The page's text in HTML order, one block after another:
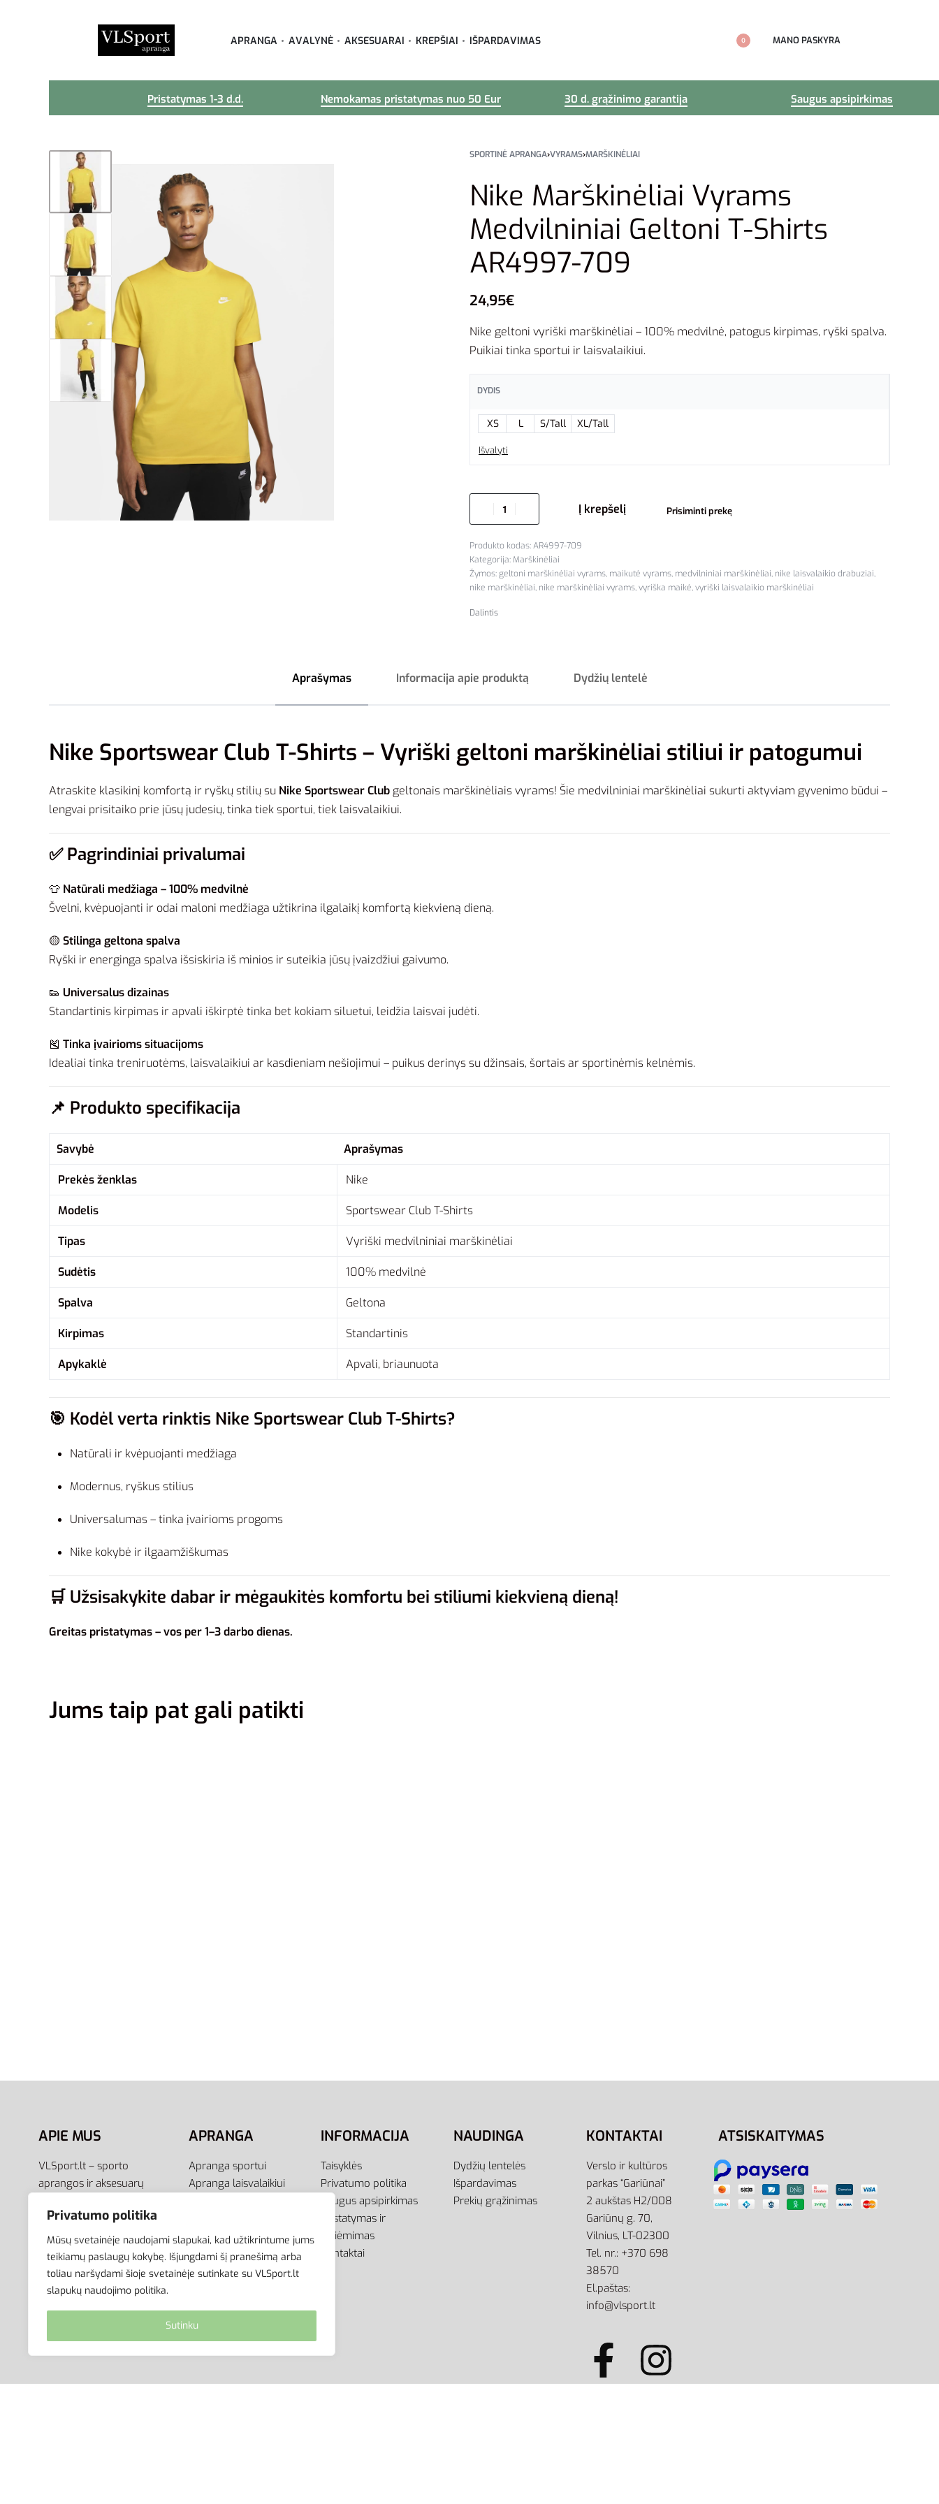
Privatumo politika
Mūsų svetainėje naudojami slapukai, kad užtikrintume jums
teikiamų paslaugų kokybę. Išjungdami šį pranešimą arba
toliau naršydami šioje svetainėje sutinkate su VLSport.lt
slapukų naudojimo politika.
Sutinku
APRANGA AVALYNĖ AKSESUARAI KREPŠIAI IŠPARDAVIMAS 0 MANO PASKYRA
Pristatymas 1-3 d.d. Nemokamas pristatymas nuo 50 Eur 30 d. grąžinimo garantija Saugus apsipirkimas
SPORTINĖ APRANGA›VYRAMS›MARŠKINĖLIAI
Nike Marškinėliai Vyrams
Medvilniniai Geltoni T-Shirts
AR4997-709
24,95€
Nike geltoni vyriški marškinėliai – 100% medvilnė, patogus kirpimas, ryški spalva.
Puikiai tinka sportui ir laisvalaikiui.
DYDIS
XS L S/Tall XL/Tall
Išvalyti
Į krepšelį Prisiminti prekę
AR4997-709
Kategorija:Marškinėliai
Žymos:geltoni marškinėliai vyrams, maikutė vyrams, medvilniniai marškinėliai, nike laisvalaikio drabuziai,
nike marškinėliai, nike marškinėliai vyrams,vyriška maikė,vyriški laisvalaikio marškinėliai
Dalintis
Aprašymas Informacija apie produktą Dydžių lentelė
Nike Sportswear Club T-Shirts – Vyriški geltoni marškinėliai stiliui ir patogumui
Atraskite klasikinį komfortą ir ryškų stilių su Nike Sportswear Club geltonais marškinėliais vyrams! Šie medvilniniai marškinėliai sukurti aktyviam gyvenimo būdui –
lengvai prisitaiko prie jūsų judesių, tinka tiek sportui, tiek laisvalaikiui.
✅Pagrindiniai privalumai
👕 Natūrali medžiaga – 100% medvilnė
Švelni, kvėpuojanti ir odai maloni medžiaga užtikrina ilgalaikį komfortą kiekvieną dieną.
🟡 Stilinga geltona spalva
Ryški ir energinga spalva išsiskiria iš minios ir suteikia jūsų įvaizdžiui gaivumo.
👟 Universalus dizainas
Standartinis kirpimas ir apvali iškirptė tinka bet kokiam siluetui, leidžia laisvai judėti.
🎽 Tinka įvairioms situacijoms
Idealiai tinka treniruotėms, laisvalaikiui ar kasdieniam nešiojimui – puikus derinys su džinsais, šortais ar sportinėmis kelnėmis.
📌 Produkto specifikacija
Savybė Aprašymas
Prekės ženklas Nike
Modelis Sportswear Club T-Shirts
Tipas Vyriški medvilniniai marškinėliai
Sudėtis 100% medvilnė
Spalva Geltona
Kirpimas Standartinis
Apykaklė Apvali, briaunuota
🎯 Kodėl verta rinktis Nike Sportswear Club T-Shirts?
Natūrali ir kvėpuojanti medžiaga
Modernus, ryškus stilius
Universalumas – tinka įvairioms progoms
Nike kokybė ir ilgaamžiškumas
🛒 Užsisakykite dabar ir mėgaukitės komfortu bei stiliumi kiekvieną dieną!
Greitas pristatymas – vos per 1–3 darbo dienas.
Jums taip pat gali patikti
Pasirinkti savybes Į krepšelį Į krepšelį Į krepšelį
APIE MUS
VLSport.lt – sporto
aprangos ir aksesuarų
gyvenimo būdui. Čia rasite
aprangą visai šeimai –
vyrams, moterims bei
vaikams.
APRANGA
Apranga sportui
Apranga laisvalaikiui
Krepšiai
INFORMACIJA
Taisyklės
Privatumo politika
Saugus apsipirkimas
Pristatymas ir
atsiėmimas
Kontaktai
NAUDINGA
Dydžių lentelės
Išpardavimas
Prekių grąžinimas
KONTAKTAI
Verslo ir kultūros
parkas “Gariūnai”
2 aukštas H2/008
Gariūnų g. 70,
Vilnius, LT-02300
Tel. nr.: +370 698
38570
El.paštas:
info@vlsport.lt
ATSISKAITYMAS